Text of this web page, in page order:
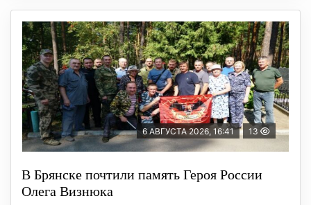
6 АВГУСТА 2026, 16:41 13
В Брянске почтили память Героя России
Олега Визнюка